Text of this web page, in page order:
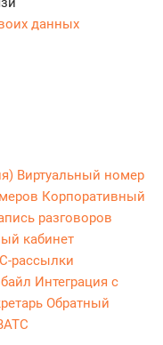
данных
Виртуальный номер
Корпоративный
разговоров
кабинет
рассылки
Интеграция с
Обратный